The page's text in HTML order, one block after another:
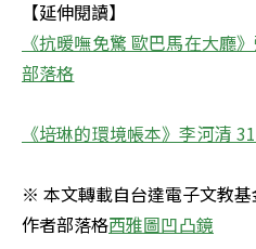
《抗暖嘸免驚 歐巴馬在大廳
部落格
《培琳的環境帳本》李河清
※ 本文轉載自台達電子文教基
作者部落格西雅圖凹凸鏡